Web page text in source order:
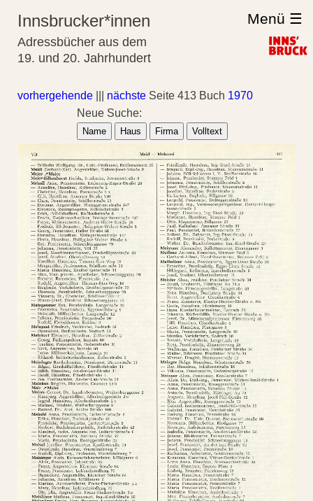
Innsbrucker*innen
Adressbücher aus dem
19. und 20. Jahrhundert
Menü ☰
vorhergehende nächste Seite 413 Buch 1970
Neue Suche:
Name Haus Firma Volltext